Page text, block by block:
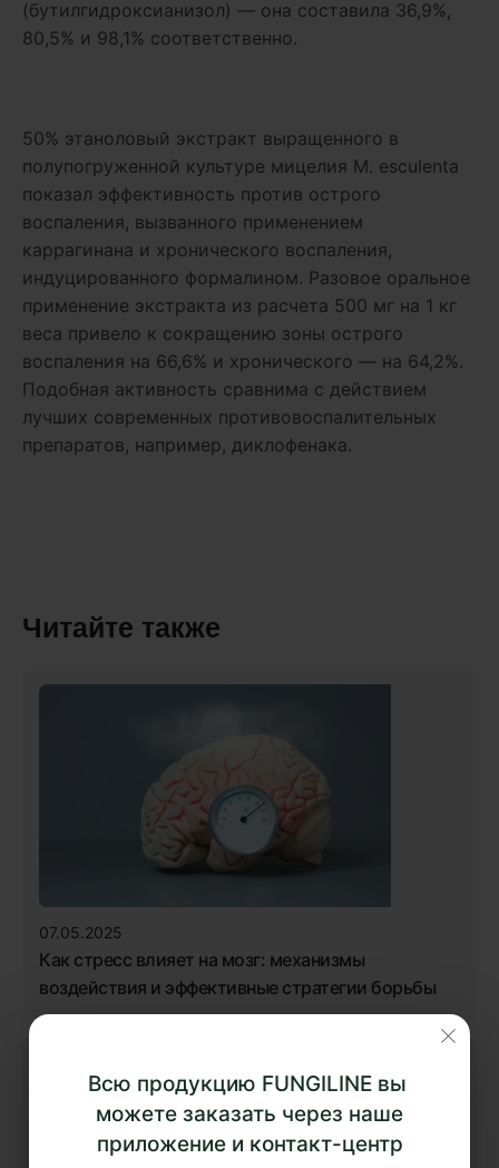
Всю продукцию FUNGILINE вы
можете заказать через наше
приложение и контакт-центр
(бутилгидроксианизол) — она составила 36,9%,
80,5% и 98,1% соответственно.
50% этаноловый экстракт выращенного в
полупогруженной культуре мицелия M. esculenta
показал эффективность против острого
воспаления, вызванного применением
каррагинана и хронического воспаления,
индуцированного формалином. Разовое оральное
применение экстракта из расчета 500 мг на 1 кг
веса привело к сокращению зоны острого
воспаления на 66,6% и хронического — на 64,2%.
Подобная активность сравнима с действием
лучших современных противовоспалительных
препаратов, например, диклофенака.
Читайте также
07.05.2025
Как стресс влияет на мозг: механизмы
воздействия и эффективные стратегии борьбы